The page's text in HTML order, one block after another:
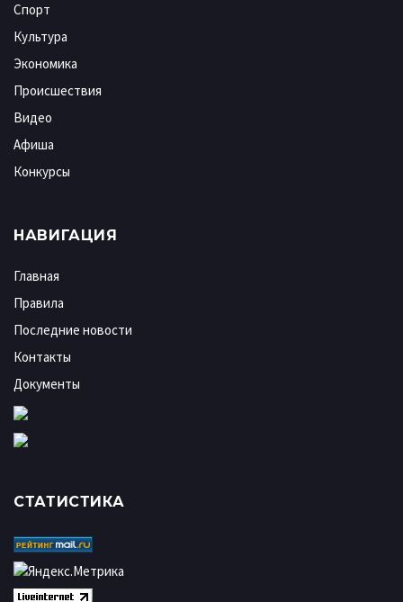
Спорт
Культура
Экономика
Происшествия
Видео
Афиша
Конкурсы
НАВИГАЦИЯ
Главная
Правила
Последние новости
Контакты
Документы
СТАТИСТИКА